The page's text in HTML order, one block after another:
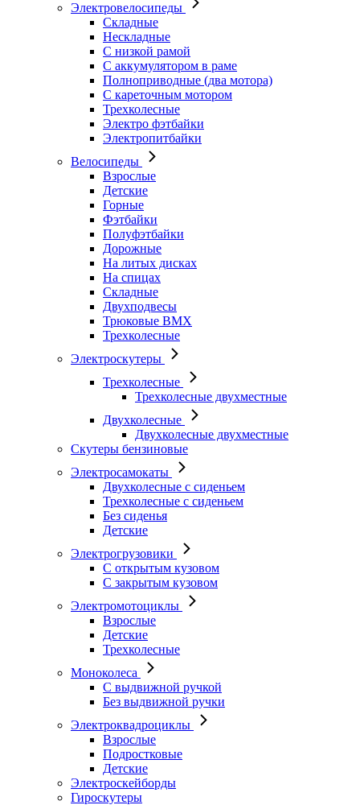
Электровелосипеды
Складные
Нескладные
С низкой рамой
С аккумулятором в раме
Полноприводные (два мотора)
С кареточным мотором
Трехколесные
Электро фэтбайки
Электропитбайки
Велосипеды
Взрослые
Детские
Горные
Фэтбайки
Полуфэтбайки
Дорожные
На литых дисках
На спицах
Складные
Двухподвесы
Трюковые BMX
Трехколесные
Электроскутеры
Трехколесные
Трехколесные двухместные
Двухколесные
Двухколесные двухместные
Скутеры бензиновые
Электросамокаты
Двухколесные с сиденьем
Трехколесные с сиденьем
Без сиденья
Детские
Электрогрузовики
С открытым кузовом
С закрытым кузовом
Электромотоциклы
Взрослые
Детские
Трехколесные
Моноколеса
С выдвижной ручкой
Без выдвижной ручки
Электроквадроциклы
Взрослые
Подростковые
Детские
Электроскейборды
Гироскутеры